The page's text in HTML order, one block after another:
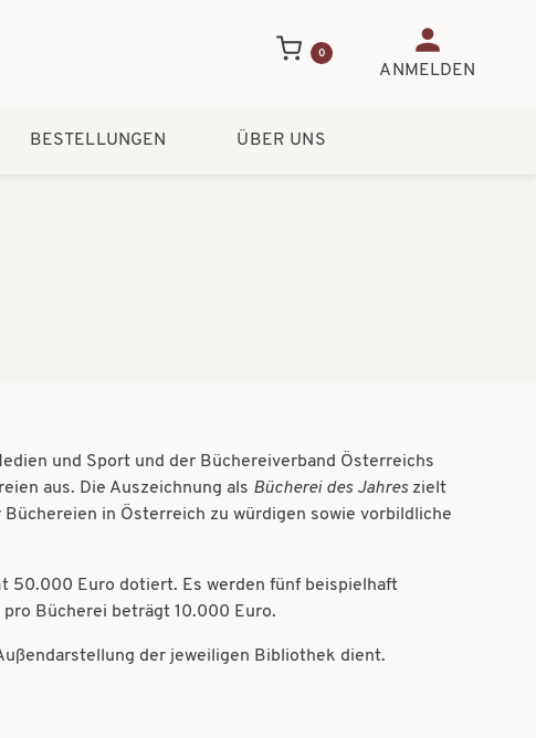
0
ANMELDEN
BESTELLUNGEN ÜBER UNS
und Sport und der Büchereiverband Österreichs
aus. Die Auszeichnung als Bücherei des Jahreszielt
in Österreich zu würdigen sowie vorbildliche
50.000 Euro dotiert. Es werden fünf beispielhaft
Bücherei beträgt 10.000 Euro.
der jeweiligen Bibliothek dient.